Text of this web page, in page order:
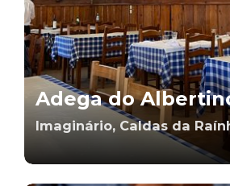
Adega do
Imaginário, Caldas da